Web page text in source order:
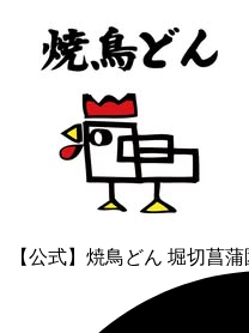
【公式】焼鳥どん 堀切菖